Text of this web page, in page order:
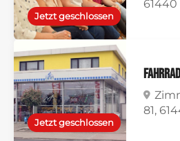
Jetzt geschlossen
61440
Jetzt geschlossen
81,